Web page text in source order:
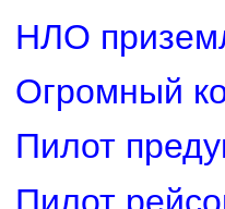
НЛО
Огромный
Пилот
Пилот